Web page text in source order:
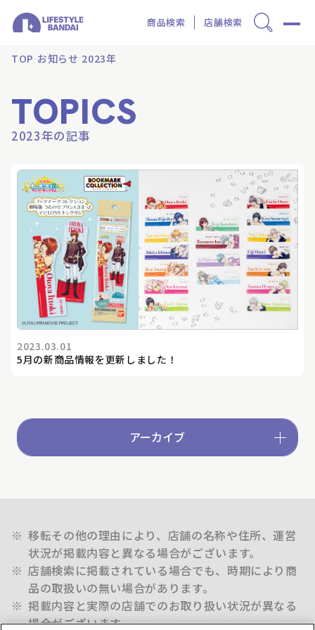
商品検索 店舗検索
TOP お知らせ 2023年
TOPICS
2023年の記事
2023.03.01
5月の新商品情報を更新しました！
アーカイブ
※ 移転その他の理由により、店舗の名称や住所、運営
状況が掲載内容と異なる場合がございます。
※ 店舗検索に掲載されている場合でも、時期により商
品の取扱いの無い場合があります。
※ 掲載内容と実際の店舗でのお取り扱い状況が異なる
場合がございます。